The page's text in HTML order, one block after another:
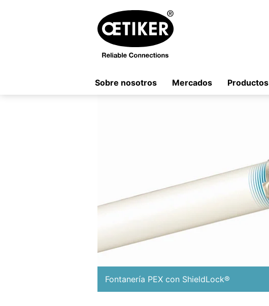
Sobre nosotros Mercados Productos
Fontanería PEX con ShieldLock®